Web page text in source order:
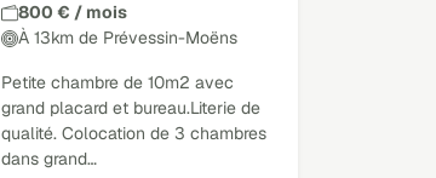
800 € / mois
À 13km de Prévessin-Moëns
Petite chambre de 10m2 avec
grand placard et bureau.Literie de
qualité. Colocation de 3 chambres
dans grand…